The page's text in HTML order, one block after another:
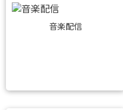
音楽配信